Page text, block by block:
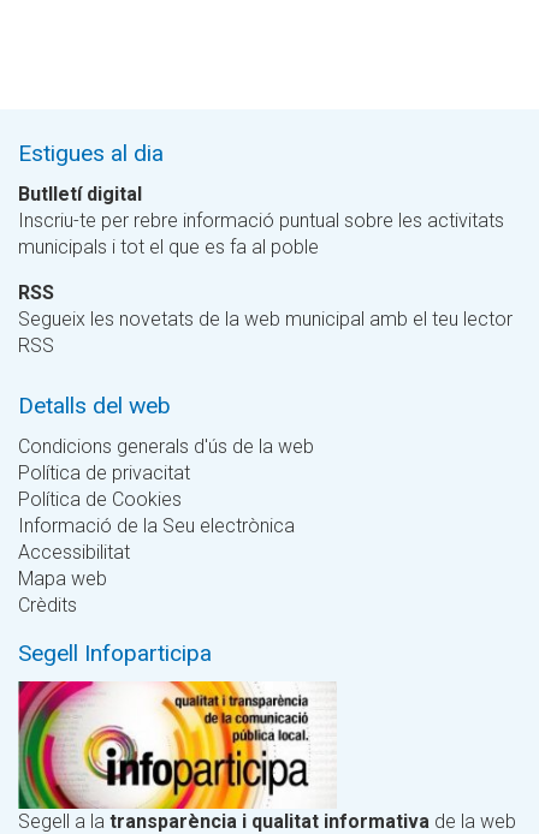
Estigues al dia
Butlletí digital
Inscriu-te per rebre informació puntual sobre les activitats
municipals i tot el que es fa al poble
RSS
Segueix les novetats de la web municipal amb el teu lector
RSS
Detalls del web
Condicions generals d'ús de la web
Política de privacitat
Política de Cookies
Informació de la Seu electrònica
Accessibilitat
Mapa web
Crèdits
Segell Infoparticipa
Segell a la transparència i qualitat informativa de la web